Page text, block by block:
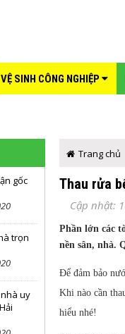
VỆ SINH CÔNG NGHIỆP
gốc
trọn
uy
Trang chủ
Thau rửa
Cập nhật:
Phần lớn các
nền sân, nhà.
Để đảm bảo
Khi nào cần
hiểu nhé!